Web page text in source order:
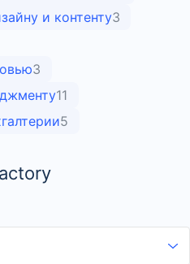
и контенту3
3
11
5